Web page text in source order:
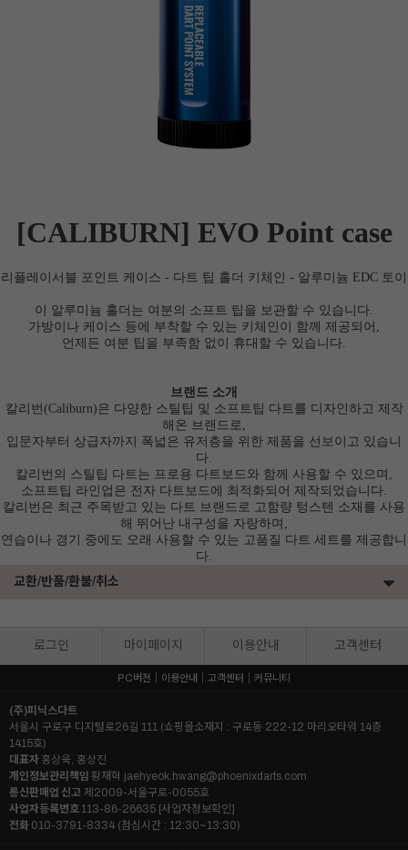
[CALIBURN] EVO Point case
리플레이서블 포인트 케이스 - 다트 팁 홀더 키체인 - 알루미늄 EDC 토이
이 알루미늄 홀더는 여분의 소프트 팁을 보관할 수 있습니다.
가방이나 케이스 등에 부착할 수 있는 키체인이 함께 제공되어,
언제든 여분 팁을 부족함 없이 휴대할 수 있습니다.
브랜드 소개
칼리번(Caliburn)은 다양한 스틸팁 및 소프트팁 다트를 디자인하고 제작
해온 브랜드로,
입문자부터 상급자까지 폭넓은 유저층을 위한 제품을 선보이고 있습니
다.
칼리번의 스틸팁 다트는 프로용 다트보드와 함께 사용할 수 있으며,
소프트팁 라인업은 전자 다트보드에 최적화되어 제작되었습니다.
칼리번은 최근 주목받고 있는 다트 브랜드로 고함량 텅스텐 소재를 사용
해 뛰어난 내구성을 자랑하며,
연습이나 경기 중에도 오래 사용할 수 있는 고품질 다트 세트를 제공합니
다.
교환/반품/환불/취소
로그인 마이페이지 이용안내 고객센터
PC버전 이용안내 고객센터 커뮤니티
(주)피닉스다트
서울시 구로구 디지털로26길 111 (쇼핑몰소재지 : 구로동 222-12 마리오타워 14층
1415호)
대표자 홍상욱, 홍상진
개인정보관리책임 황재혁 jaehyeok.hwang@phoenixdarts.com
통신판매업 신고 제2009-서울구로-0055호
사업자등록번호 113-86-26635 [사업자정보확인]
전화 010-3791-8334 (점심시간 : 12:30~13:30)